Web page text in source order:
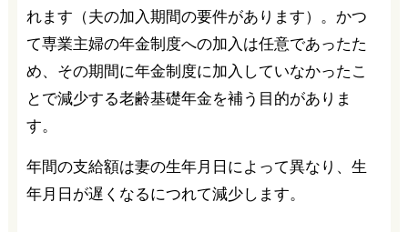
れます（夫の加入期間の要件があります）。かつ
て専業主婦の年金制度への加入は任意であったた
め、その期間に年金制度に加入していなかったこ
とで減少する老齢基礎年金を補う目的がありま
す。
年間の支給額は妻の生年月日によって異なり、生
年月日が遅くなるにつれて減少します。